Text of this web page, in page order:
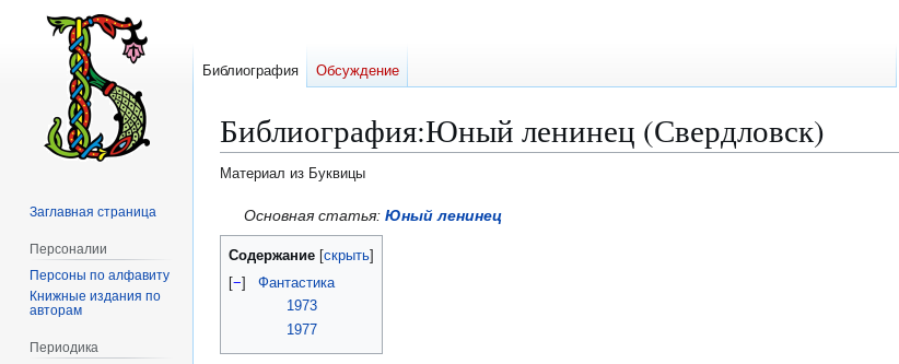
Библиография:Юный ленинец (Свердловск)
Материал из Буквицы
Перейти
к
навигации
Перейти
к
поиску
Основная статья:Юный ленинец
Содержание
[−]
Фантастика
1973
1977
Библиография Обсуждение
Заглавная страница
Персоналии
Персоны по алфавиту
Книжные издания по
авторам
Периодика